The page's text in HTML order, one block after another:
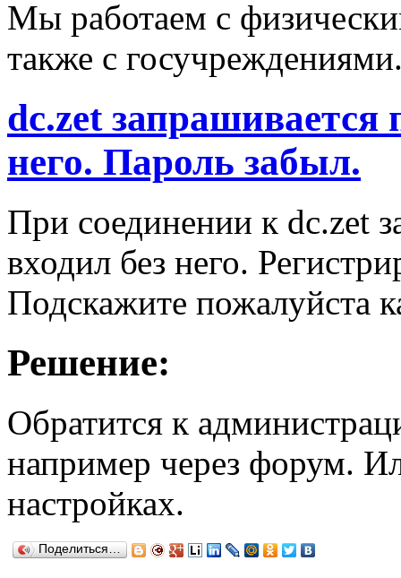
Мы работаем с
также с
dc.zet запрашивается
него. Пароль забыл.
При соединении к dc.zet
входил без него.
Подскажите пожалуйста
Решение:
Обратится к
например через форум.
настройках.
Поделиться…